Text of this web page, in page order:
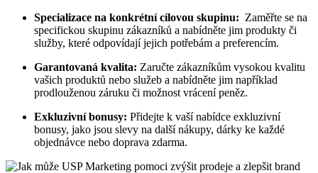
Specializace na konkrétní⁣ cílovou skupinu: ⁢ Zaměřte se na
specifickou skupinu⁢ zákazníků a nabídněte⁣ jim produkty či
služby,‌ které odpovídají jejich potřebám a preferencím.
Garantovaná kvalita: Zaručte zákazníkům vysokou kvalitu
vašich produktů nebo služeb‍ a nabídněte jim například
prodlouženou záruku či možnost vrácení⁤ peněz.
Exkluzivní bonusy: Přidejte​ k ​vaší nabídce ​exkluzivní‍
bonusy, jako‍ jsou slevy ⁣na další nákupy, dárky ​ke každé
objednávce nebo doprava zdarma.